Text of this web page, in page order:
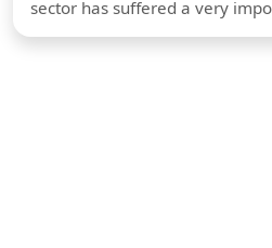
sector has suffered a very